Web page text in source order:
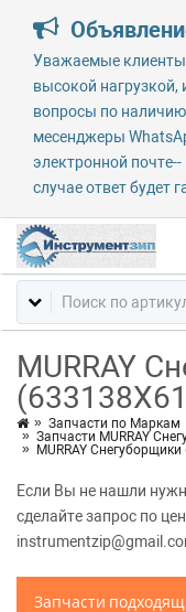
Уважаемые
высокой нагрузкой,
вопросы по наличию
месенджеры
электронной
случае ответ будет
MURRAY
Запчасти по Маркам
Запчасти MURRAY
MURRAY
Если Вы не нашли
сделайте запрос по
Запчасти